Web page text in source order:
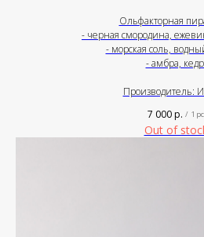
Ольфакторная
- черная смородина,
- морская соль,
- амбра,
Производитель:
7 000р. / 1 pc
Out of